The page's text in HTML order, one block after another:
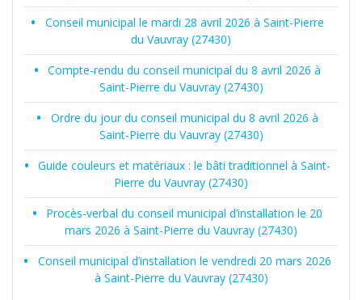
Conseil municipal le mardi 28 avril 2026 à Saint-Pierre
du Vauvray (27430)
Compte-rendu du conseil municipal du 8 avril 2026 à
Saint-Pierre du Vauvray (27430)
Ordre du jour du conseil municipal du 8 avril 2026 à
Saint-Pierre du Vauvray (27430)
Guide couleurs et matériaux : le bâti traditionnel à Saint-
Pierre du Vauvray (27430)
Procès-verbal du conseil municipal d’installation le 20
mars 2026 à Saint-Pierre du Vauvray (27430)
Conseil municipal d’installation le vendredi 20 mars 2026
à Saint-Pierre du Vauvray (27430)